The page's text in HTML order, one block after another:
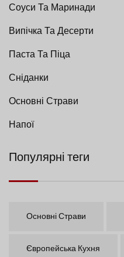
Соуси Та Маринади
Випічка Та Десерти
Паста Та Піца
Сніданки
Основні Страви
Напої
Популярні теги
Основні Страви
Європейська Кухня